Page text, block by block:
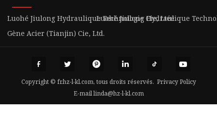
Luohé Jiulong Hydraulique Technologie Cie, Ltée
Luohé Jiulong Hydraulique
Gène Acier (Tianjin) Cie, Ltd.
Copyright © fr.hz-l-kl.com, tous droits réservés. Privacy Policy
E-maillinda@hz-l-kl.com